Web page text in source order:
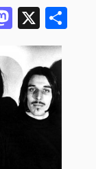
M
a
st
o
d
X